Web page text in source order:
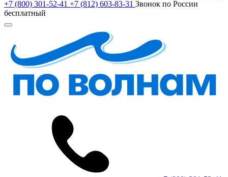
+7 (800) 301-52-41 +7 (812) 603-83-31 Звонок по России
бесплатный